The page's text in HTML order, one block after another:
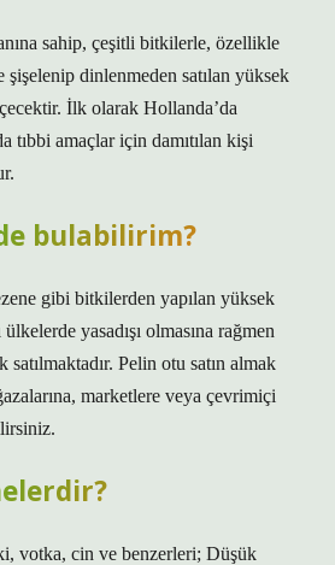
sahip, çeşitli bitkilerle, özellikle
şişelenip dinlenmeden satılan yüksek
İlk olarak Hollanda’da
tıbbi amaçlar için damıtılan kişi
bulabilirim?
gibi bitkilerden yapılan yüksek
yasadışı olmasına rağmen
Pelin otu satın almak
marketlere veya çevrimiçi
votka, cin ve benzerleri; Düşük